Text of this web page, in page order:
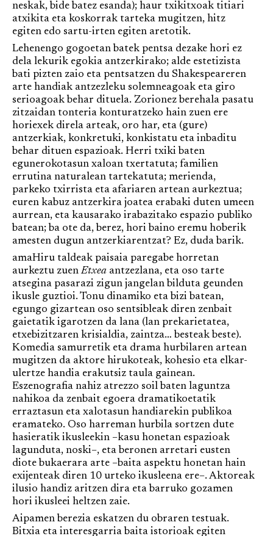
neskak, bide batez esanda); haur txikitxoak titiari
atxikita eta koskorrak tarteka mugitzen, hitz
egiten edo sartu-irten egiten aretotik.
Lehenengo gogoetan batek pentsa dezake hori ez
dela lekurik egokia antzerkirako; alde estetizista
bati pizten zaio eta pentsatzen du Shakespeareren
arte handiak antzezleku solemneagoak eta giro
serioagoak behar dituela. Zorionez berehala pasatu
zitzaidan tonteria konturatzeko hain zuen ere
horiexek direla arteak, oro har, eta (gure)
antzerkiak, konkretuki, konkistatu eta inbaditu
behar dituen espazioak. Herri txiki baten
egunerokotasun xaloan txertatuta; familien
errutina naturalean tartekatuta; merienda,
parkeko txirrista eta afariaren artean aurkeztua;
euren kabuz antzerkira joatea erabaki duten umeen
aurrean, eta kausarako irabazitako espazio publiko
batean; ba ote da, berez, hori baino eremu hoberik
amesten dugun antzerkiarentzat? Ez, duda barik.
amaHiru taldeak paisaia paregabe horretan
aurkeztu zuenEtxea antzezlana, eta oso tarte
atsegina pasarazi zigun jangelan bilduta geunden
ikusle guztioi. Tonu dinamiko eta bizi batean,
egungo gizartean oso sentsibleak diren zenbait
gaietatik igarotzen da lana (lan prekarietatea,
etxebizitzaren krisialdia, zaintza… besteak beste).
Komedia samurretik eta drama hurbilaren artean
mugitzen da aktore hirukoteak, kohesio eta elkar-
ulertze handia erakutsiz taula gainean.
Eszenografia nahiz atrezzo soil baten laguntza
nahikoa da zenbait egoera dramatikoetatik
erraztasun eta xalotasun handiarekin publikoa
eramateko. Oso harreman hurbila sortzen dute
hasieratik ikusleekin –kasu honetan espazioak
lagunduta, noski–, eta beronen arretari eusten
diote bukaerara arte –baita aspektu honetan hain
exijenteak diren 10 urteko ikusleena ere–. Aktoreak
ilusio handiz aritzen dira eta barruko gozamen
hori ikusleei heltzen zaie.
Aipamen berezia eskatzen du obraren testuak.
Bitxia eta interesgarria baita istorioak egiten